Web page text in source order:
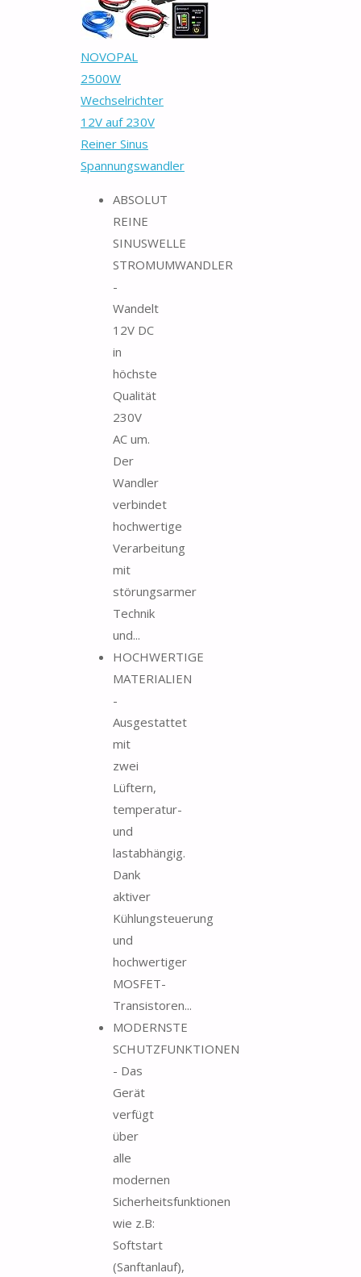
NOVOPAL
2500W
Wechselrichter
12V auf 230V
Reiner Sinus
Spannungswandler
ABSOLUT
REINE
SINUSWELLE
STROMUMWANDLER
-
Wandelt
12V DC
in
höchste
Qualität
230V
AC um.
Der
Wandler
verbindet
hochwertige
Verarbeitung
mit
störungsarmer
Technik
und...
HOCHWERTIGE
MATERIALIEN
-
Ausgestattet
mit
zwei
Lüftern,
temperatur-
und
lastabhängig.
Dank
aktiver
Kühlungsteuerung
und
hochwertiger
MOSFET-
Transistoren...
MODERNSTE
SCHUTZFUNKTIONEN
- Das
Gerät
verfügt
über
alle
modernen
Sicherheitsfunktionen
wie z.B:
Softstart
(Sanftanlauf),